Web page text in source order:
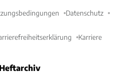
Datenschutz
Karriere
Heftarchiv